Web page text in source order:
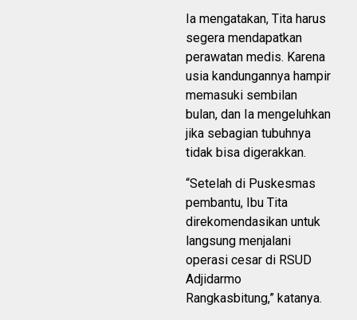
Ia mengatakan, Tita harus
segera mendapatkan
perawatan medis. Karena
usia kandungannya hampir
memasuki sembilan
bulan, dan Ia mengeluhkan
jika sebagian tubuhnya
tidak bisa digerakkan.
“Setelah di Puskesmas
pembantu, Ibu Tita
direkomendasikan untuk
langsung menjalani
operasi cesar di RSUD
Adjidarmo
Rangkasbitung,” katanya.